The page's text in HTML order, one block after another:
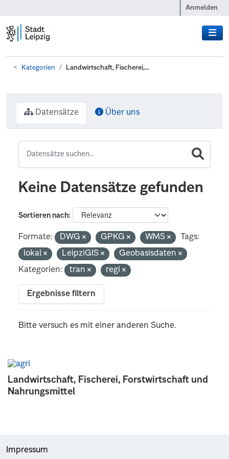
Anmelden
Kategorien Landwirtschaft, Fischerei,...
Landwirtschaft, Fischerei, Forstwirtschaft und
Nahrungsmittel
Datensätze Über uns
Keine Datensätze gefunden
Sortieren nach
Formate: DWG GPKG WMS
Tags:
lokal
LeipziGIS
Geobasisdaten
Kategorien:
tran regi
Ergebnisse filtern
Bitte versuch es mit einer anderen Suche.
Impressum